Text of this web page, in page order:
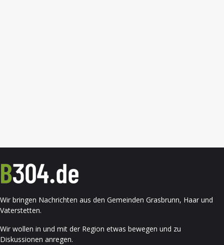
Wir bringen Nachrichten aus den Gemeinden Grasbrunn, Haar und
Vaterstetten.
Wir wollen in und mit der Region etwas bewegen und zu
Diskussionen anregen.